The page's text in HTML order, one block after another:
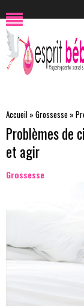
Accueil » Grossesse »
Problèmes de
et agir
Grossesse